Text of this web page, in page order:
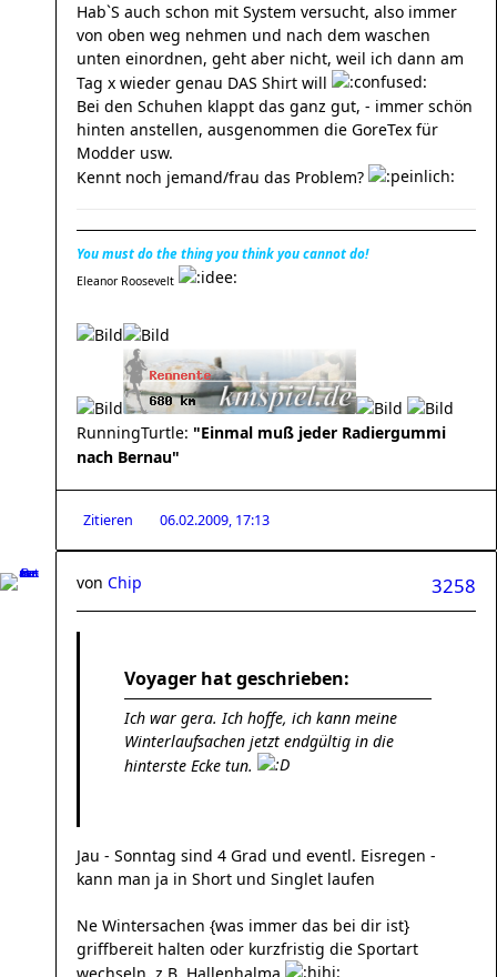
Hab`S auch schon mit System versucht, also immer
von oben weg nehmen und nach dem waschen
unten einordnen, geht aber nicht, weil ich dann am
Tag x wieder genau DAS Shirt will
Bei den Schuhen klappt das ganz gut, - immer schön
hinten anstellen, ausgenommen die GoreTex für
Modder usw.
Kennt noch jemand/frau das Problem?
You must do the thing you think you cannot do!
Eleanor Roosevelt
RunningTurtle: "Einmal muß jeder Radiergummi
nach Bernau"
Zitieren 06.02.2009, 17:13
3258
von Chip
Voyager hat geschrieben:
Ich war gera. Ich hoffe, ich kann meine
Winterlaufsachen jetzt endgültig in die
hinterste Ecke tun.
Jau - Sonntag sind 4 Grad und eventl. Eisregen -
kann man ja in Short und Singlet laufen
Ne Wintersachen {was immer das bei dir ist}
griffbereit halten oder kurzfristig die Sportart